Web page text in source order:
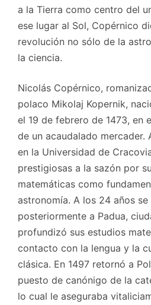
a la Tierra como centro del
ese lugar al Sol, Copérnico
revolución no sólo de la
la ciencia.
Nicolás Copérnico,
polaco Mikolaj Kopernik,
el 19 de febrero de 1473, en
de un acaudalado mercader.
en la Universidad de
prestigiosas a la sazón por
matemáticas como
astronomía. A los 24 años
posteriormente a Padua,
profundizó sus estudios
contacto con la lengua y la
clásica. En 1497 retornó a
puesto de canónigo de la
lo cual le aseguraba